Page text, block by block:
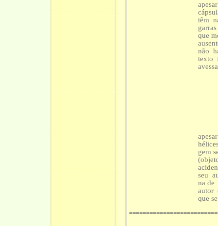
têm
que
não
texto
gem
seu
na de
autor
que